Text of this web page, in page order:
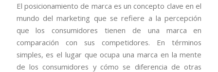
El posicionamiento de marca es un concepto clave en el
mundo del marketing que se refiere a la percepción
que los consumidores tienen de una marca en
comparación con sus competidores. En términos
simples, es el lugar que ocupa una marca en la mente
de los consumidores y cómo se diferencia de otras